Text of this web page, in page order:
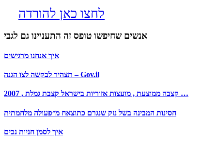
לחצו כאן להורדה
אנשים שחיפשו טופס זה התעניינו גם לגבי
איך אנחנו מרגישים
תצהיר לבקשה לצו הגנה – Gov.il
2007 , קצבה ממוצעת , מועצות אזוריות בישראל קצבת גמלת …
חסינות המבינה בשל נזק שנגרם כתוצאח מ״פעולה מלחמתית
איך לסמן חניות נכים